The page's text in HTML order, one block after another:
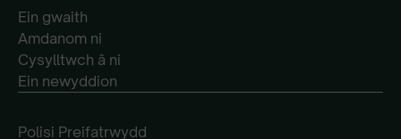
Ein gwaith
Amdanom ni
Cysylltwch â ni
Ein newyddion
Polisi Preifatrwydd